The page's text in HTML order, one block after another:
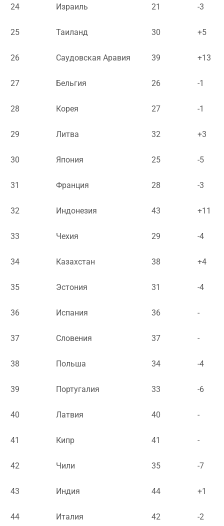
24 Израиль 21 -3
25 Таиланд 30 +5
26 Саудовская Аравия 39 +13
27 Бельгия 26 -1
28 Корея 27 -1
29 Литва 32 +3
30 Япония 25 -5
31 Франция 28 -3
32 Индонезия 43 +11
33 Чехия 29 -4
34 Казахстан 38 +4
35 Эстония 31 -4
36 Испания 36 -
37 Словения 37 -
38 Польша 34 -4
39 Португалия 33 -6
40 Латвия 40 -
41 Кипр 41 -
42 Чили 35 -7
43 Индия 44 +1
44 Италия 42 -2